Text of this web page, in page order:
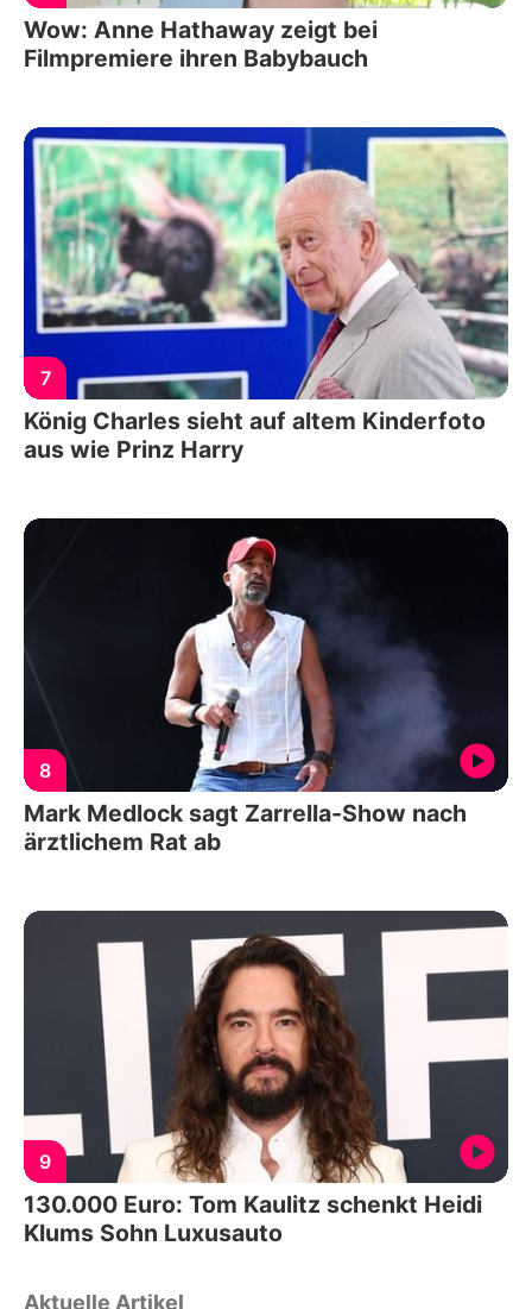
Wow: Anne Hathaway zeigt bei
Filmpremiere ihren Babybauch
7
König Charles sieht auf altem Kinderfoto
aus wie Prinz Harry
8
Mark Medlock sagt Zarrella-Show nach
ärztlichem Rat ab
9
130.000 Euro: Tom Kaulitz schenkt Heidi
Klums Sohn Luxusauto
Aktuelle Artikel